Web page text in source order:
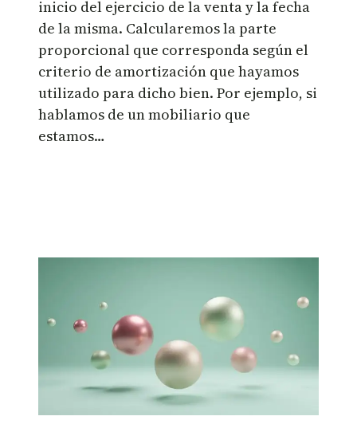
inicio del ejercicio de la venta y la fecha
de la misma. Calcularemos la parte
proporcional que corresponda según el
criterio de amortización que hayamos
utilizado para dicho bien. Por ejemplo, si
hablamos de un mobiliario que
estamos…